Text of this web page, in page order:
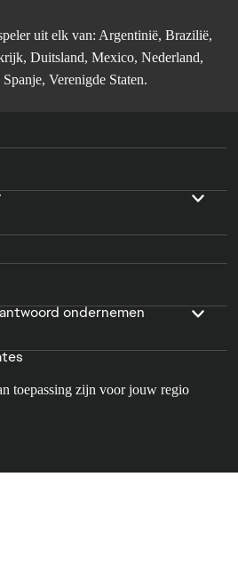
uit elk van: Argentinië, Brazilië,
Duitsland, Mexico, Nederland,
Verenigde Staten.
ondernemen
toepassing zijn voor jouw regio